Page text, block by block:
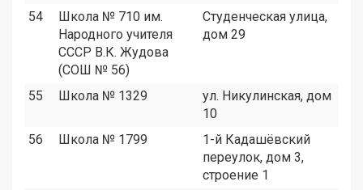
54
Школа № 710 им.
Народного учителя
СССР В.К. Жудова
(СОШ № 56)
Студенческая улица,
дом 29
55 Школа № 1329
ул. Никулинская, дом
10
56 Школа № 1799
1-й Кадашёвский
переулок, дом 3,
строение 1